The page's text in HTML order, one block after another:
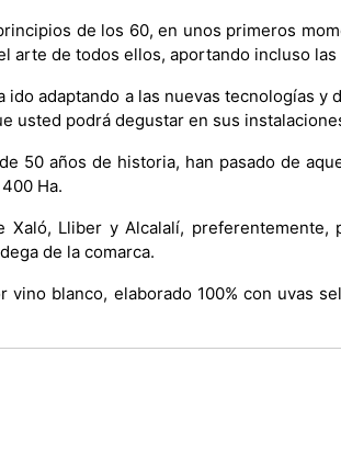
de los 60, en unos primeros
arte de todos ellos, aportando incluso
ido adaptando a las nuevas tecnologías
usted podrá degustar en sus
50 años de historia, han pasado de
Ha.
Xaló, Lliber y Alcalalí,
de la comarca.
vino blanco, elaborado 100% con uvas